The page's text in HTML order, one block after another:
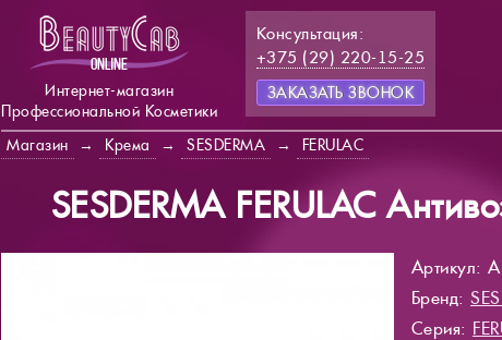
Интернет-магазин
Профессиональной Косметики
Консультация:
+375 (29) 220-15-25
ЗАКАЗАТЬ ЗВОНОК
Магазин → Крема → SESDERMA → FERULAC
SESDERMA FERULAC
Артикул:
Бренд:
Серия: